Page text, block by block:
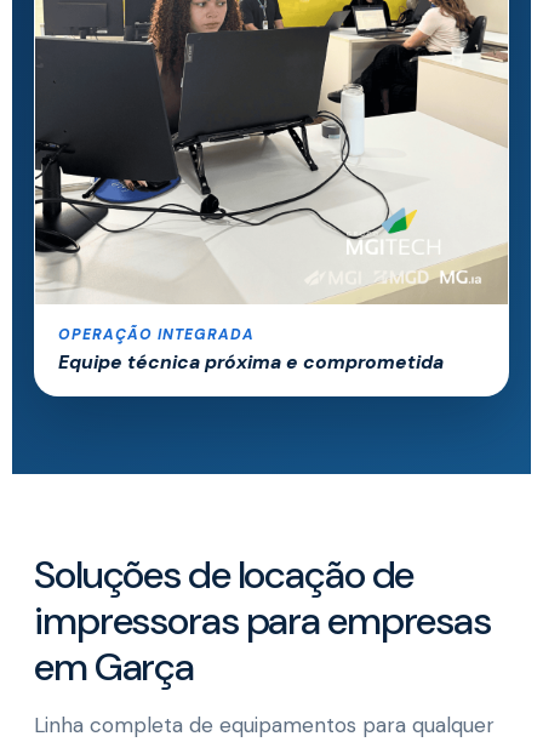
OPERAÇÃO INTEGRADA
Equipe técnica próxima e comprometida
Soluções de locação de
impressoras para empresas
em Garça
Linha completa de equipamentos para qualquer